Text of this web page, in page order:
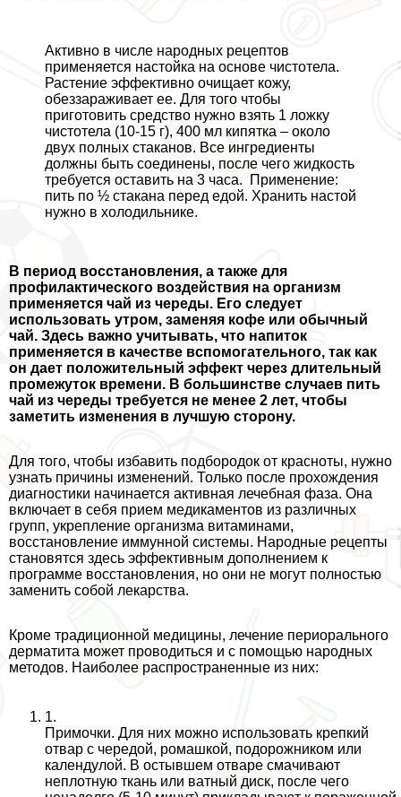
Активно в числе народных рецептов
применяется настойка на основе чистотела.
Растение эффективно очищает кожу,
обеззараживает ее. Для того чтобы
приготовить средство нужно взять 1 ложку
чистотела (10-15 г), 400 мл кипятка – около
двух полных стаканов. Все ингредиенты
должны быть соединены, после чего жидкость
требуется оставить на 3 часа. Применение:
пить по ½ стакана перед едой. Хранить настой
нужно в холодильнике.
В период восстановления, а также для
профилактического воздействия на организм
применяется чай из череды. Его следует
использовать утром, заменяя кофе или обычный
чай. Здесь важно учитывать, что напиток
применяется в качестве вспомогательного, так как
он дает положительный эффект через длительный
промежуток времени. В большинстве случаев пить
чай из череды требуется не менее 2 лет, чтобы
заметить изменения в лучшую сторону.
Для того, чтобы избавить подбородок от красноты, нужно
узнать причины изменений. Только после прохождения
диагностики начинается активная лечебная фаза. Она
включает в себя прием медикаментов из различных
групп, укрепление организма витаминами,
восстановление иммунной системы. Народные рецепты
становятся здесь эффективным дополнением к
программе восстановления, но они не могут полностью
заменить собой лекарства.
Кроме традиционной медицины, лечение периopaльного
дерматита может проводиться и с помощью народных
методов. Наиболее распространенные из них:
1.
Примочки. Для них можно использовать крепкий
отвар с чередой, ромашкой, подорожником или
календулой. В остывшем отваре смачивают
неплотную ткань или ватный диск, после чего